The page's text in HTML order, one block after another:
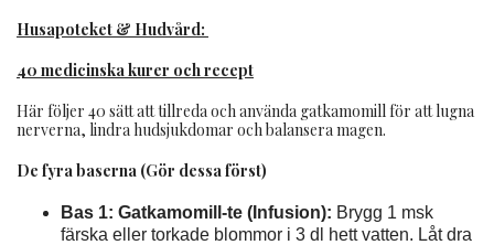
Husapoteket & Hudvård:
40 medicinska kurer och recept
Här följer 40 sätt att tillreda och använda gatkamomill för att lugna
nerverna, lindra hudsjukdomar och balansera magen.
De fyra baserna (Gör dessa först)
Bas 1: Gatkamomill-te (Infusion): Brygg 1 msk
färska eller torkade blommor i 3 dl hett vatten. Låt dra